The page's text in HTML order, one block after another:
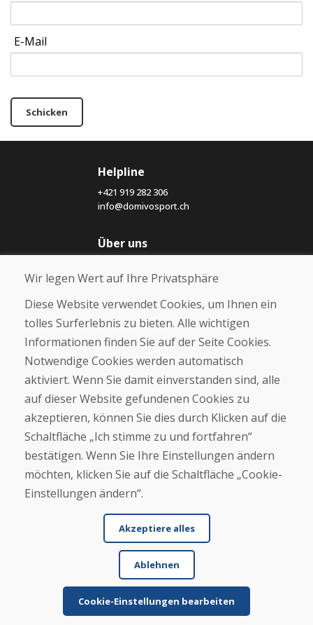
E-Mail
Schicken
Helpline
+421 919 282 306
info@domivosport.ch
Über uns
Über uns
Kontakt
Kaufen
E-Shop
Geschäftsbedingungen
Zahlung
Beschwerde
Rückgabe und Umtausch von Waren
Cookies
© DOMIVOSPORT 2026, Alle Rechte vorbehalten
Wir legen Wert auf Ihre Privatsphäre
Diese Website verwendet Cookies, um Ihnen ein
tolles Surferlebnis zu bieten. Alle wichtigen
Informationen finden Sie auf der Seite Cookies.
Notwendige Cookies werden automatisch
aktiviert. Wenn Sie damit einverstanden sind, alle
auf dieser Website gefundenen Cookies zu
akzeptieren, können Sie dies durch Klicken auf die
Schaltfläche „Ich stimme zu und fortfahren“
bestätigen. Wenn Sie Ihre Einstellungen ändern
möchten, klicken Sie auf die Schaltfläche „Cookie-
Einstellungen ändern“.
Akzeptiere alles
Ablehnen
Cookie-Einstellungen bearbeiten